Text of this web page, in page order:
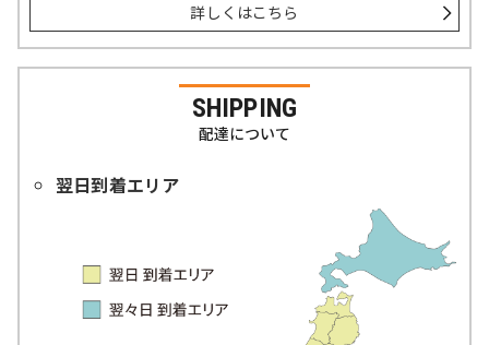
詳しくはこちら
SHIPPING
配達について
翌日到着エリア